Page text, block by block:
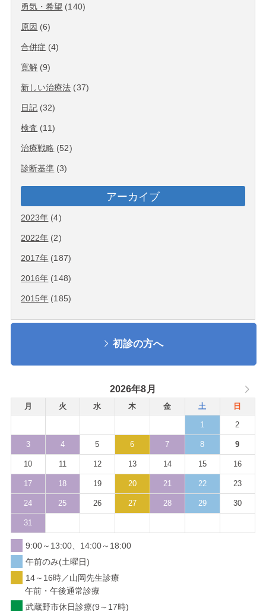
勇気・希望 (140)
原因 (6)
合併症 (4)
寛解 (9)
新しい治療法 (37)
日記 (32)
検査 (11)
治療戦略 (52)
診断基準 (3)
アーカイブ
2023年 (4)
2022年 (2)
2017年 (187)
2016年 (148)
2015年 (185)
初診の方へ
2026年8月
月 火 水 木 金 土 日
1 2
3 4 5 6 7 8 9
10 11 12 13 14 15 16
17 18 19 20 21 22 23
24 25 26 27 28 29 30
31
9:00～13:00、14:00～18:00
午前のみ(土曜日)
14～16時／山岡先生診療
午前・午後通常診療
武蔵野市休日診療(9～17時)